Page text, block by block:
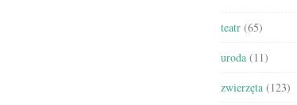
teatr (65)
uroda (11)
zwierzęta (123)